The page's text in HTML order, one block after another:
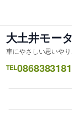
ス
キ
ッ
大土井モー
車にやさしい思いや
TEL0868383181